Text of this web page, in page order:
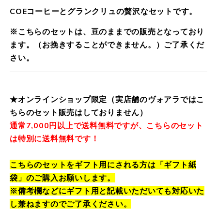
COEコーヒーとグランクリュの贅沢なセットです。
※こちらのセットは、豆のままでの販売となっており
ます。（お挽きすることができません。）ご了承くだ
さい。
★オンラインショップ限定（実店舗のヴォアラではこ
ちらのセット販売はしておりません）
通常7,000円以上で送料無料ですが、こちらのセット
は特別に送料無料です！
こちらのセットをギフト用にされる方は「ギフト紙
袋」のご購入お願いします。
※備考欄などにギフト用と記載いただいても対応いた
し兼ねますのでご了承ください。